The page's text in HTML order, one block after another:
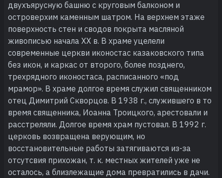
двухъярусную башню с круговым балконом и
островерхим каменным шатром. На верхнем этаже
поверхность стен и сводов покрыта масляной
живописью начала XX в. В храме уцелели
современные церкви иконостас казаковского типа
без икон, и каркас от второго, более позднего,
трехрядного иконостаса, расписанного «под
мрамор». В храме долгое время служил священником
отец Димитрий Скворцов. В 1938 г., служившего в то
время священника, Иоанна Троицкого, арестовали и
расстреляли. Долгое время храм пустовал. В 1992 г.
церковь возвращена верующим, но
восстановительные работы затягиваются из-за
отсутсвия прихожан, т. к. местных жителей уже не
осталось, а близлежащие дома превратились в дачи.